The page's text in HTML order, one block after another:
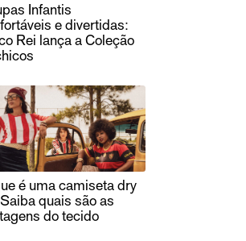
Infantis
e divertidas:
Rei lança a Coleção
é uma camiseta dry
quais são as
do tecido